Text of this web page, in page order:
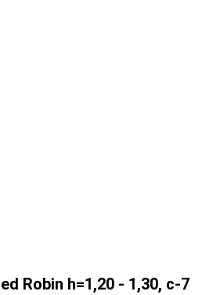
Robin h=1,20 - 1,30, c-7